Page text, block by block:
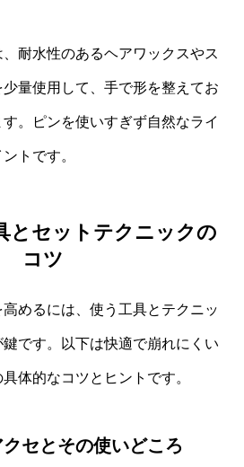
耐水性のあるヘアワックスやス
量使用して、手で形を整えてお
。ピンを使いすぎず自然なライ
トです。
とセットテクニックの
コツ
めるには、使う工具とテクニッ
です。以下は快適で崩れにくい
体的なコツとヒントです。
セとその使いどころ